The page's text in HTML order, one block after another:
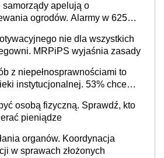
apelują o
ogrodów. Alarmy w 625
nie dla wszystkich
MRPiPS wyjaśnia zasady
z niepełnosprawnościami to
instytucjonalnej. 53% chce
osobą fizyczną. Sprawdź, kto
pieniądze
organów. Koordynacja
w sprawach złożonych